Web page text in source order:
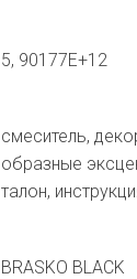
5, 90177E+12
смеситель,
образные
талон,
BRASKO BLACK